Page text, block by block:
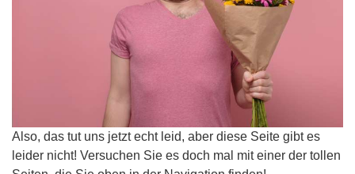
Also, das tut uns jetzt echt leid, aber diese Seite gibt es
leider nicht! Versuchen Sie es doch mal mit einer der tollen